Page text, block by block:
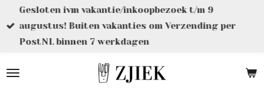
direct
naar
hoofdinhoud
Gesloten ivm vakantie/inkoopbezoek t/m 9
augustus! Buiten vakanties om Verzending per
PostNL binnen 7 werkdagen